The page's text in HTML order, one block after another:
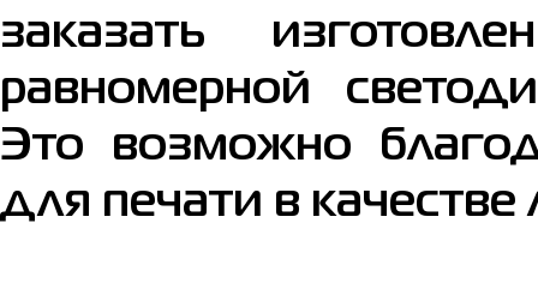
заказать
равномерной
Это возможно
для печати в